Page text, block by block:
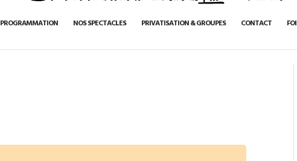
PROGRAMMATION NOS SPECTACLES PRIVATISATION & GROUPES CONTACT